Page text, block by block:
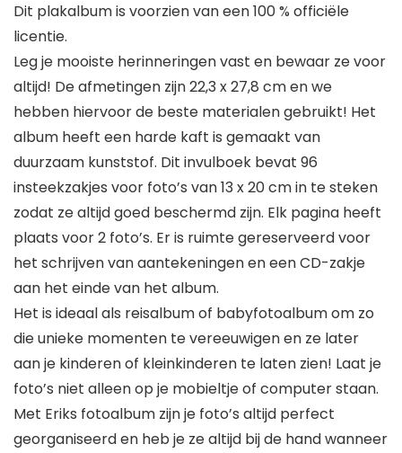
Dit plakalbum is voorzien van een 100 % officiële
licentie.
Leg je mooiste herinneringen vast en bewaar ze voor
altijd! De afmetingen zijn 22,3 x 27,8 cm en we
hebben hiervoor de beste materialen gebruikt! Het
album heeft een harde kaft is gemaakt van
duurzaam kunststof. Dit invulboek bevat 96
insteekzakjes voor foto’s van 13 x 20 cm in te steken
zodat ze altijd goed beschermd zijn. Elk pagina heeft
plaats voor 2 foto’s. Er is ruimte gereserveerd voor
het schrijven van aantekeningen en een CD-zakje
aan het einde van het album.
Het is ideaal als reisalbum of babyfotoalbum om zo
die unieke momenten te vereeuwigen en ze later
aan je kinderen of kleinkinderen te laten zien! Laat je
foto’s niet alleen op je mobieltje of computer staan.
Met Eriks fotoalbum zijn je foto’s altijd perfect
georganiseerd en heb je ze altijd bij de hand wanneer